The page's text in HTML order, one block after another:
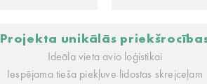
Projekta unikālās
Ideāla vieta avio loģistikai
Iespējama tieša piekļuve lidostas skrejceļam